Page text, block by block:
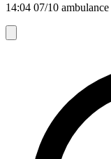
14:04 07/10 ambulance